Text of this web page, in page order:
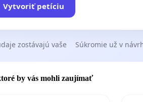
Vytvoriť petíciu
zostávajú vaše Súkromie už v
by vás mohli zaujímať